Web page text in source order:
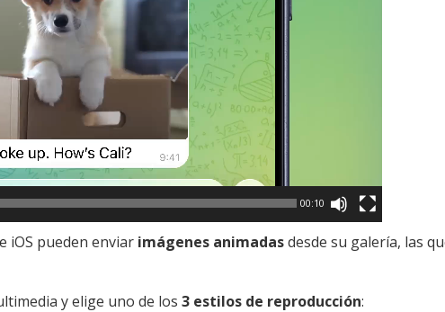
00:10
iOS pueden enviar imágenes animadasdesde su galería, las
y elige uno de los 3 estilos de reproducción: